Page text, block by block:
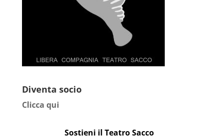
Diventa socio
Clicca qui
Sostieni il Teatro Sacco